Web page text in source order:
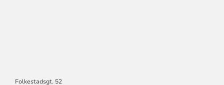
Folkestadsgt. 52